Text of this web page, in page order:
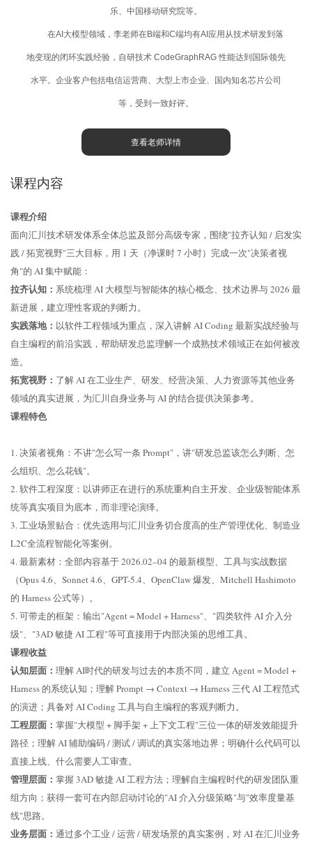
乐、中国移动研究院等。
在AI大模型领域，李老师在B端和C端均有AI应用从技术研发到落
地变现的闭环实践经验，自研技术 CodeGraphRAG 性能达到国际领先
水平。企业客户包括电信运营商、大型上市企业、国内知名芯片公司
等，受到一致好评。
查看老师详情
课程内容
课程介绍
面向汇川技术研发体系全体总监及部分高级专家，围绕"拉齐认知 / 启发实
践 / 拓宽视野"三大目标，用 1 天（净课时 7 小时）完成一次"决策者视
角"的 AI 集中赋能：
拉齐认知： 系统梳理 AI 大模型与智能体的核心概念、技术边界与 2026 最
新进展，建立理性客观的判断力。
实践落地： 以软件工程领域为重点，深入讲解 AI Coding 最新实战经验与
自主编程的前沿实践，帮助研发总监理解一个成熟技术领域正在如何被改
造。
拓宽视野： 了解 AI 在工业生产、研发、经营决策、人力资源等其他业务
领域的真实进展，为汇川自身业务与 AI 的结合提供决策参考。
课程特色
1. 决策者视角：不讲"怎么写一条 Prompt"，讲"研发总监该怎么判断、怎
么组织、怎么花钱"。
2. 软件工程深度：以讲师正在进行的系统重构自主开发、企业级智能体系
统等真实项目为底本，而非理论演绎。
3. 工业场景贴合：优先选用与汇川业务切合度高的生产管理优化、制造业
L2C全流程智能化等案例。
4. 最新素材：全部内容基于 2026.02–04 的最新模型、工具与实战数据
（Opus 4.6、Sonnet 4.6、GPT-5.4、OpenClaw 爆发、Mitchell Hashimoto
的 Harness 公式等）。
5. 可带走的框架：输出"Agent = Model + Harness"、"四类软件 AI 介入分
级"、"3AD 敏捷 AI 工程"等可直接用于内部决策的思维工具。
课程收益
认知层面： 理解 AI时代的研发与过去的本质不同，建立 Agent = Model +
Harness 的系统认知；理解 Prompt → Context → Harness 三代 AI 工程范式
的演进；具备对 AI Coding 工具与自主编程的客观判断力。
工程层面： 掌握"大模型 + 脚手架 + 上下文工程"三位一体的研发效能提升
路径；理解 AI 辅助编码 / 测试 / 调试的真实落地边界；明确什么代码可以
直接上线、什么需要人工审查。
管理层面： 掌握 3AD 敏捷 AI 工程方法；理解自主编程时代的研发团队重
组方向；获得一套可在内部启动讨论的"AI 介入分级策略"与"效率度量基
线"思路。
业务层面： 通过多个工业 / 运营 / 研发场景的真实案例，对 AI 在汇川业务